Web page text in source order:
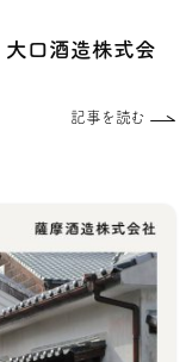
大口酒造株式会
記事を読む